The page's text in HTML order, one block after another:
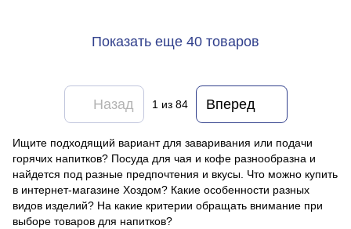
Показать еще 40 товаров
Назад 1 из 84 Вперед
Ищите подходящий вариант для заваривания или подачи
горячих напитков? Посуда для чая и кофе разнообразна и
найдется под разные предпочтения и вкусы. Что можно купить
в интернет-магазине Хоздом? Какие особенности разных
видов изделий? На какие критерии обращать внимание при
выборе товаров для напитков?